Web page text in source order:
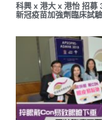
科興 x 港大 x 港怡 招
新冠疫苗加強劑臨床試驗